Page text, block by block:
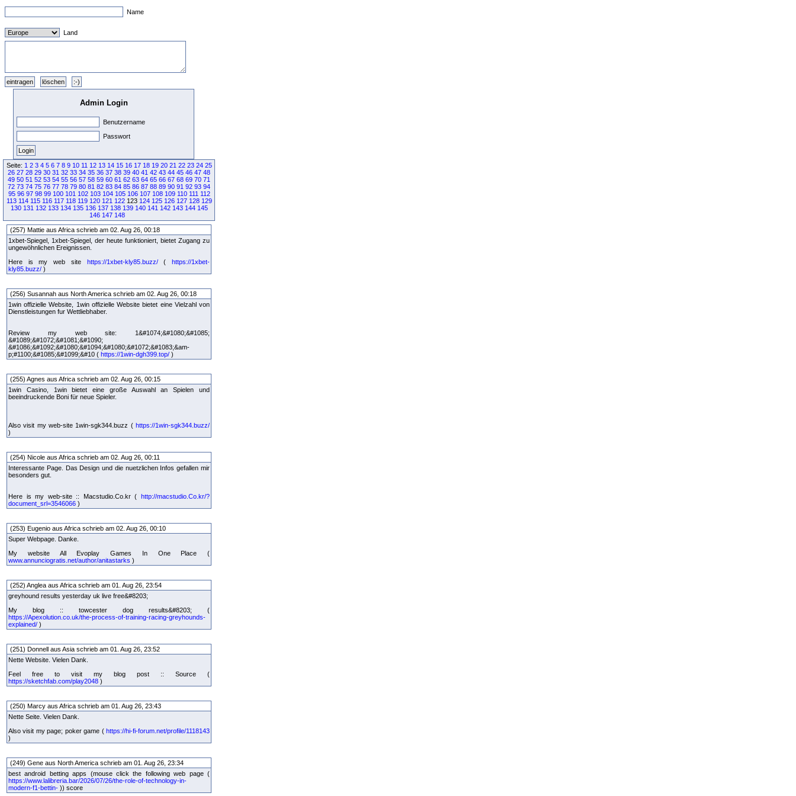
Name
Land
Admin Login
Benutzername
Passwort
Seite: 1 2 3 4 5 6 7 8 9 10 11 12 13 14 15 16 17 18 19 20 21 22 23 24 25
26 27 28 29 30 31 32 33 34 35 36 37 38 39 40 41 42 43 44 45 46 47 48
49 50 51 52 53 54 55 56 57 58 59 60 61 62 63 64 65 66 67 68 69 70 71
72 73 74 75 76 77 78 79 80 81 82 83 84 85 86 87 88 89 90 91 92 93 94
95 96 97 98 99 100 101 102 103 104 105 106 107 108 109 110 111 112
113 114 115 116 117 118 119 120 121 122123 124 125 126 127 128 129
130 131 132 133 134 135 136 137 138 139 140 141 142 143 144 145
146 147 148
(257) Mattie aus Africa schrieb am 02. Aug 26, 00:18
1xbet-Spiegel, 1xbet-Spiegel, der heute funktioniert, bietet Zugang zu
ungewöhnlichen Ereignissen.
Here is my web site https://1xbet-kly85.buzz/(https://1xbet-
kly85.buzz/ )
(256) Susannah aus North America schrieb am 02. Aug 26, 00:18
1win offizielle Website, 1win offizielle Website bietet eine Vielzahl von
Dienstleistungen fur Wettliebhaber.
Review my web site: 1&#1074;&#1080;&#1085;
&#1089;&#1072;&#1081;&#1090;
&#1086;&#1092;&#1080;&#1094;&#1080;&#1072;&#1083;&am-
p;#1100;&#1085;&#1099;&#10 ( https://1win-dgh399.top/ )
(255) Agnes aus Africa schrieb am 02. Aug 26, 00:15
1win Casino, 1win bietet eine große Auswahl an Spielen und
beeindruckende Boni für neue Spieler.
Also visit my web-site 1win-sgk344.buzz ( https://1win-sgk344.buzz/
)
(254) Nicole aus Africa schrieb am 02. Aug 26, 00:11
Interessante Page. Das Design und die nuetzlichen Infos gefallen mir
besonders gut.
Here is my web-site :: Macstudio.Co.kr ( http://macstudio.Co.kr/?
document_srl=3546066 )
(253) Eugenio aus Africa schrieb am 02. Aug 26, 00:10
Super Webpage. Danke.
My website All Evoplay Games In One Place (
www.annunciogratis.net/author/anitastarks )
(252) Anglea aus Africa schrieb am 01. Aug 26, 23:54
greyhound results yesterday uk live free&#8203;
My blog :: towcester dog results&#8203; (
https://Apexolution.co.uk/the-process-of-training-racing-greyhounds-
explained/ )
(251) Donnell aus Asia schrieb am 01. Aug 26, 23:52
Nette Website. Vielen Dank.
Feel free to visit my blog post :: Source (
https://sketchfab.com/play2048 )
(250) Marcy aus Africa schrieb am 01. Aug 26, 23:43
Nette Seite. Vielen Dank.
Also visit my page; poker game ( https://hi-fi-forum.net/profile/1118143
)
(249) Gene aus North America schrieb am 01. Aug 26, 23:34
best android betting apps (mouse click the following web page (
https://www.lalibreria.bar/2026/07/26/the-role-of-technology-in-
modern-f1-bettin- )) score